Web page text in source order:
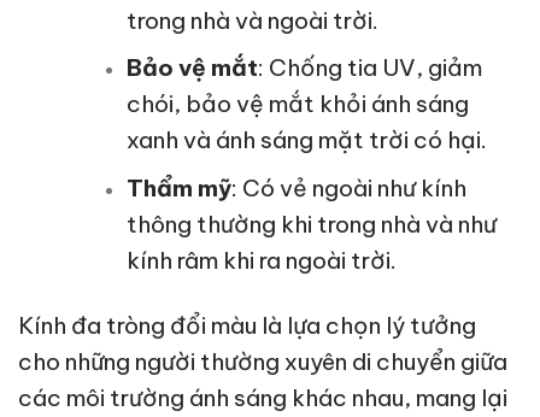
trong nhà và ngoài trời.
Bảo vệ mắt: Chống tia UV, giảm
chói, bảo vệ mắt khỏi ánh sáng
xanh và ánh sáng mặt trời có hại.
Thẩm mỹ: Có vẻ ngoài như kính
thông thường khi trong nhà và như
kính râm khi ra ngoài trời.
Kính đa tròng đổi màu là lựa chọn lý tưởng
cho những người thường xuyên di chuyển giữa
các môi trường ánh sáng khác nhau, mang lại